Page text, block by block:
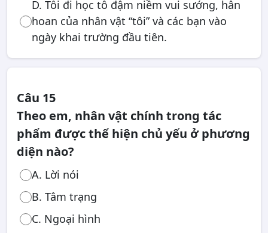
D. Tôi đi học tô đậm niềm vui sướng, hân
hoan của nhân vật “tôi” và các bạn vào
ngày khai trường đầu tiên.
Câu 15
Theo em, nhân vật chính trong tác
phẩm được thể hiện chủ yếu ở phương
diện nào?
A. Lời nói
B. Tâm trạng
C. Ngoại hình